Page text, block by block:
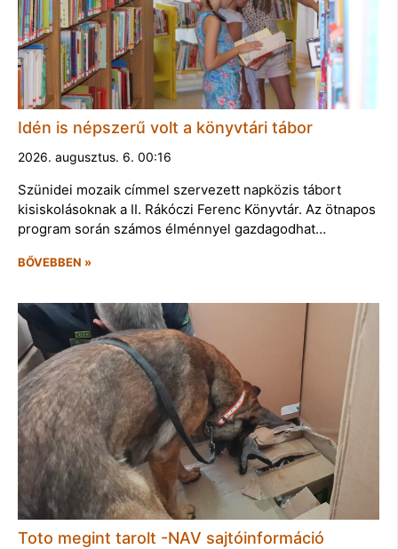
Idén is népszerű volt a könyvtári tábor
2026. augusztus. 6. 00:16
Szünidei mozaik címmel szervezett napközis tábort
kisiskolásoknak a II. Rákóczi Ferenc Könyvtár. Az ötnapos
program során számos élménnyel gazdagodhat…
BŐVEBBEN »
Toto megint tarolt -NAV sajtóinformáció